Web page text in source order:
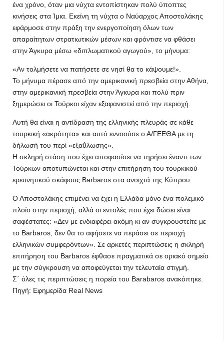
ένα χρόνο, όταν μια νύχτα εντοπίστηκαν πολύ ύποπτες
κινήσεις στα Ίμια. Εκείνη τη νύχτα ο Ναύαρχος Αποστολάκης
εφάρμοσε στην πράξη την ενεργοποίηση όλων των
απαραίτητων στρατιωτικών μέσων και φρόντισε να φθάσει
στην Άγκυρα μέσω «διπλωματικού αγωγού», το μήνυμα:
«Αν τολμήσετε να πατήσετε σε νησί θα το κάψουμε!».
Το μήνυμα πέρασε από την αμερικανική πρεσβεία στην Αθήνα,
στην αμερικανική πρεσβεία στην Άγκυρα και πολύ πριν
ξημερώσει οι Τούρκοι είχαν εξαφανιστεί από την περιοχή.
Αυτή θα είναι η αντίδραση της ελληνικής πλευράς σε κάθε
τουρκική «ακρότητα» και αυτό εννοούσε ο Α/ΓΕΕΘΑ με τη
δήλωσή του περί «εξαΰλωσης».
Η σκληρή στάση που έχει αποφασίσει να τηρήσει έναντι των
Τούρκων αποτυπώνεται και στην επιτήρηση του τουρκικού
ερευνητικού σκάφους Barbaros στα ανοιχτά της Κύπρου.
Ο Αποστολάκης επιμένει να έχει η Ελλάδα μόνο ένα πολεμικό
πλοίο στην περιοχή, αλλά οι εντολές που έχει δώσει είναι
σαφέστατες: «Δεν με ενδιαφέρει ακόμη κι αν συγκρουστείτε με
το Barbaros, δεν θα το αφήσετε να περάσει σε περιοχή
ελληνικών συμφερόντων». Σε αρκετές περιπτώσεις η σκληρή
επιτήρηση του Barbaros έφθασε πραγματικά σε οριακό σημείο
με την σύγκρουση να αποφεύγεται την τελευταία στιγμή.
Σ΄ όλες τις περιπτώσεις η πορεία του Barabaros ανακόπηκε.
Πηγή: Εφημερίδα Real News